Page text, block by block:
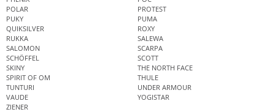
POLAR
PROTEST
PUKY
PUMA
QUIKSILVER
ROXY
RUKKA
SALEWA
SALOMON
SCARPA
SCHÖFFEL
SCOTT
SKINY
THE NORTH FACE
SPIRIT OF OM
THULE
TUNTURI
UNDER ARMOUR
VAUDE
YOGISTAR
ZIENER